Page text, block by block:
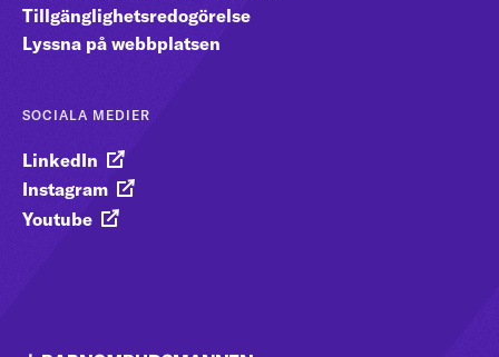
Tillgänglighetsredogörelse
Lyssna på webbplatsen
SOCIALA MEDIER
LinkedIn
Instagram
Youtube